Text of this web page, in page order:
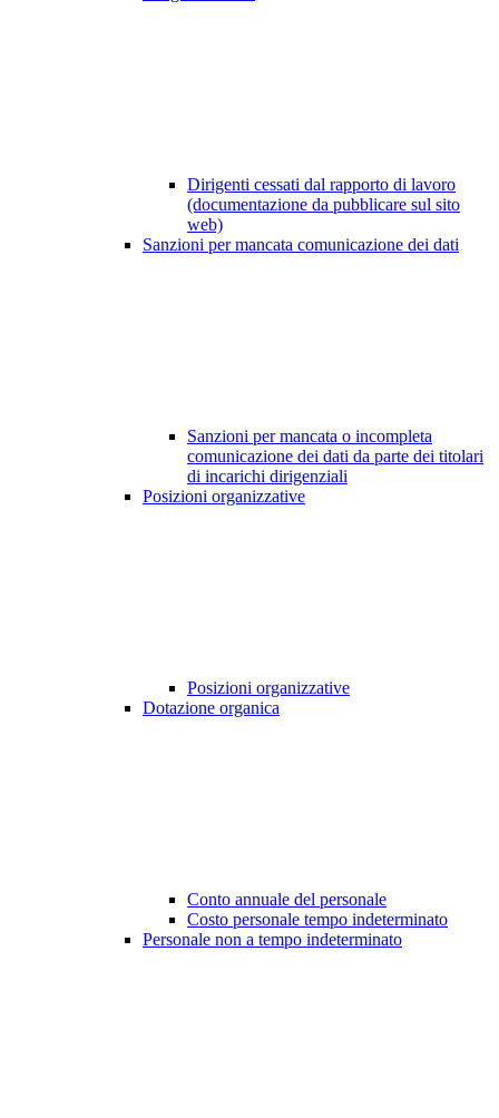
Dirigenti cessati dal rapporto di lavoro
(documentazione da pubblicare sul sito
web)
Sanzioni per mancata comunicazione dei dati
Sanzioni per mancata o incompleta
comunicazione dei dati da parte dei titolari
di incarichi dirigenziali
Posizioni organizzative
Posizioni organizzative
Dotazione organica
Conto annuale del personale
Costo personale tempo indeterminato
Personale non a tempo indeterminato